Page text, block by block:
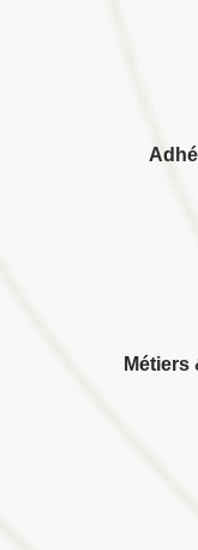
Métiers